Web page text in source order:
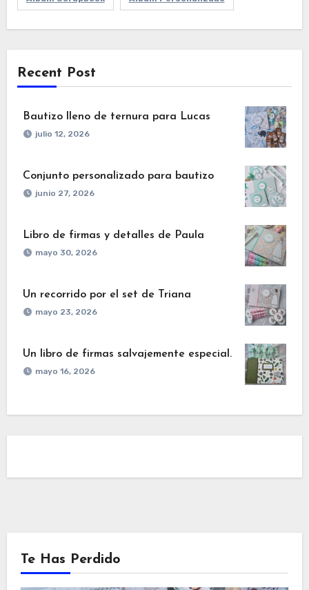
Recent Post
Bautizo lleno de ternura para Lucas
julio 12, 2026
Conjunto personalizado para bautizo
junio 27, 2026
Libro de firmas y detalles de Paula
mayo 30, 2026
Un recorrido por el set de Triana
mayo 23, 2026
Un libro de firmas salvajemente especial.
mayo 16, 2026
Te Has Perdido